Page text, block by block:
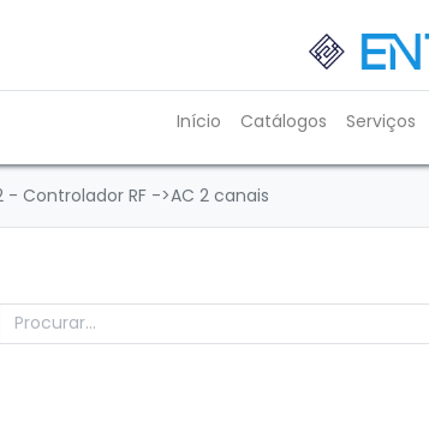
Início Catálogos Serviços
- Controlador RF ->AC 2 canais